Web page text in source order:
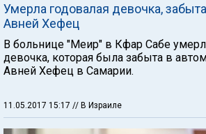
Умерла годовалая девочка,
Авней Хефец
В больнице "Меир" в Кфар Сабе
девочка, которая была забыта в
Авней Хефец в Самарии.
11.05.2017 15:17 // В Израиле